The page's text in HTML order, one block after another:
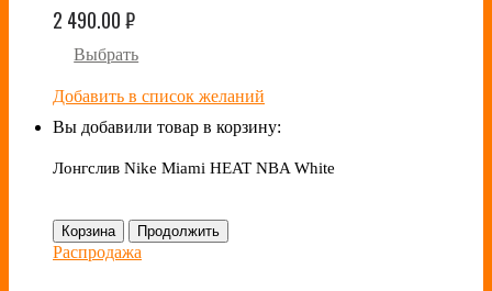
2 490.00₽
Выбрать
Добавить в список желаний
Вы добавили товар в корзину:
Лонгслив Nike Miami HEAT NBA White
Корзина Продолжить
Распродажа